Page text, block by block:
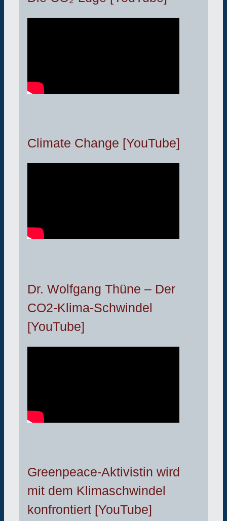
Climate Change [YouTube]
Dr. Wolfgang Thüne – Der
CO2-Klima-Schwindel
[YouTube]
Greenpeace-Aktivistin wird
mit dem Klimaschwindel
konfrontiert [YouTube]